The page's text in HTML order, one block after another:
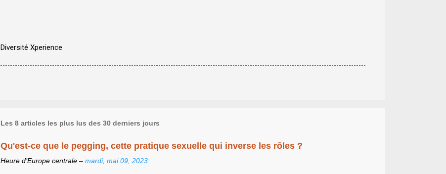
Diversité Xperience
Les 8 articles les plus lus des 30 derniers jours
Qu'est-ce que le pegging, cette pratique sexuelle qui inverse les rôles ?
Heure d’Europe centrale – mardi, mai 09, 2023